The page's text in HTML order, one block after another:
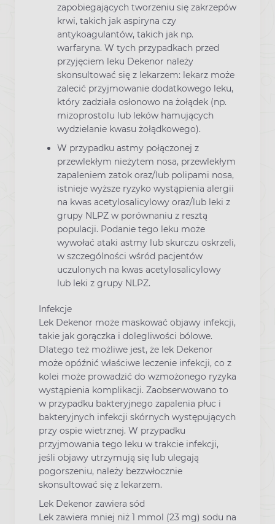
zapobiegających tworzeniu się zakrzepów
krwi, takich jak aspiryna czy
antykoagulantów, takich jak np.
warfaryna. W tych przypadkach przed
przyjęciem leku Dekenor należy
skonsultować się z lekarzem: lekarz może
zalecić przyjmowanie dodatkowego leku,
który zadziała osłonowo na żołądek (np.
mizoprostolu lub leków hamujących
wydzielanie kwasu żołądkowego).
W przypadku astmy połączonej z
przewlekłym nieżytem nosa, przewlekłym
zapaleniem zatok oraz/lub polipami nosa,
istnieje wyższe ryzyko wystąpienia alergii
na kwas acetylosalicylowy oraz/lub leki z
grupy NLPZ w porównaniu z resztą
populacji. Podanie tego leku może
wywołać ataki astmy lub skurczu oskrzeli,
w szczególności wśród pacjentów
uczulonych na kwas acetylosalicylowy
lub leki z grupy NLPZ.
Infekcje
Lek Dekenor może maskować objawy infekcji,
takie jak gorączka i dolegliwości bólowe.
Dlatego też możliwe jest, że lek Dekenor
może opóźnić właściwe leczenie infekcji, co z
kolei może prowadzić do wzmożonego ryzyka
wystąpienia komplikacji. Zaobserwowano to
w przypadku bakteryjnego zapalenia płuc i
bakteryjnych infekcji skórnych występujących
przy ospie wietrznej. W przypadku
przyjmowania tego leku w trakcie infekcji,
jeśli objawy utrzymują się lub ulegają
pogorszeniu, należy bezzwłocznie
skonsultować się z lekarzem.
Lek Dekenor zawiera sód
Lek zawiera mniej niż 1 mmol (23 mg) sodu na